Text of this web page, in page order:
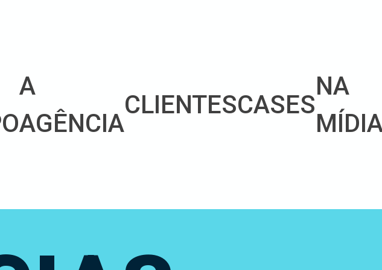
A
AGÊNCIA
CLIENTESCASES
NA